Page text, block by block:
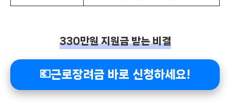
330만원 지원금 받는 비결
💶근로장려금 바로 신청하세요!